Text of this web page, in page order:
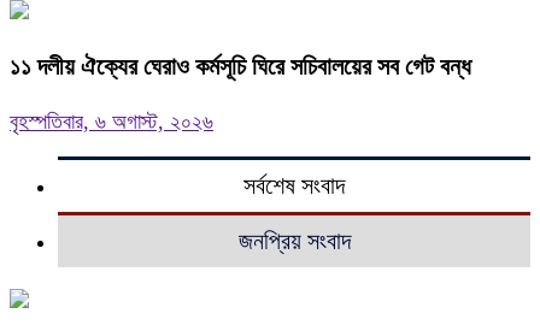
‎১১ দলীয় ঐক্যের ঘেরাও কর্মসূচি ঘিরে সচিবালয়ের সব গেট বন্ধ
বৃহস্পতিবার, ৬ অগাস্ট, ২০২৬
সর্বশেষ সংবাদ
জনপ্রিয় সংবাদ